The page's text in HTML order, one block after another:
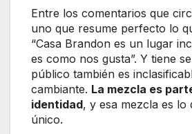
Entre los comentarios que
uno que resume perfecto lo
“Casa Brandon es un lugar
es como nos gusta”. Y tiene
público también es
cambiante. La mezcla es
identidad, y esa mezcla es lo
único.